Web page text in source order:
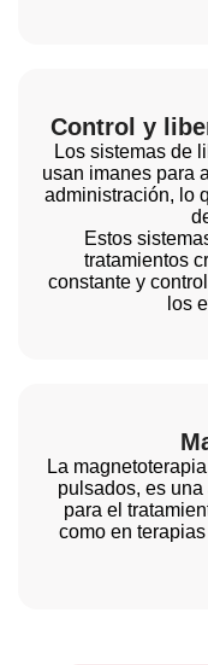
Control y
Los sistemas de
usan imanes para
administración, lo
Estos
tratamientos
constante y
los
La
pulsados, es
para el
como en